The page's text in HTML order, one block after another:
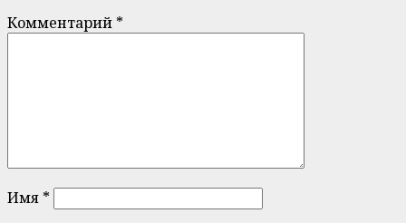
Комментарий *
Имя *